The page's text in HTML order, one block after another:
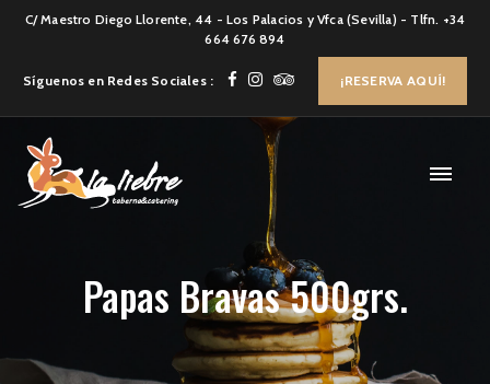
C/ Maestro Diego Llorente, 44 - Los Palacios y Vfca (Sevilla) - Tlfn. +34
664 676 894
Síguenos en Redes Sociales : ¡RESERVA AQUÍ!
Papas Bravas 500grs.